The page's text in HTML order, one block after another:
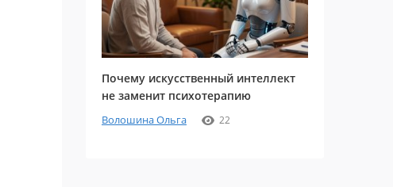
Почему искусственный интеллект
не заменит психотерапию
Волошина Ольга 22